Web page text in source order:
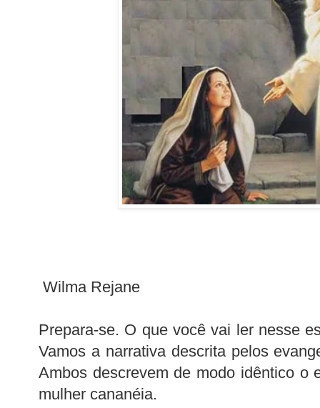
Wilma Rejane
Prepara-se. O que você vai ler nesse
Vamos a narrativa descrita pelos
Ambos descrevem de modo idêntico o
mulher cananéia.